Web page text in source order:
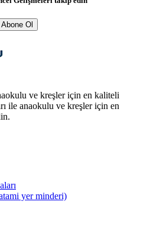
Abone Ol
ve kreşler için en kaliteli
ile anaokulu ve kreşler için en
yer minderi)